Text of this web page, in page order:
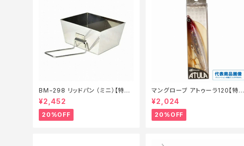
BM−298 リッドパン （ミニ）【特価
装備】【20】
¥2,452
20%OFF
マングローブ アトゥーラ120【特価
ルアー】【20】
¥2,024
20%OFF